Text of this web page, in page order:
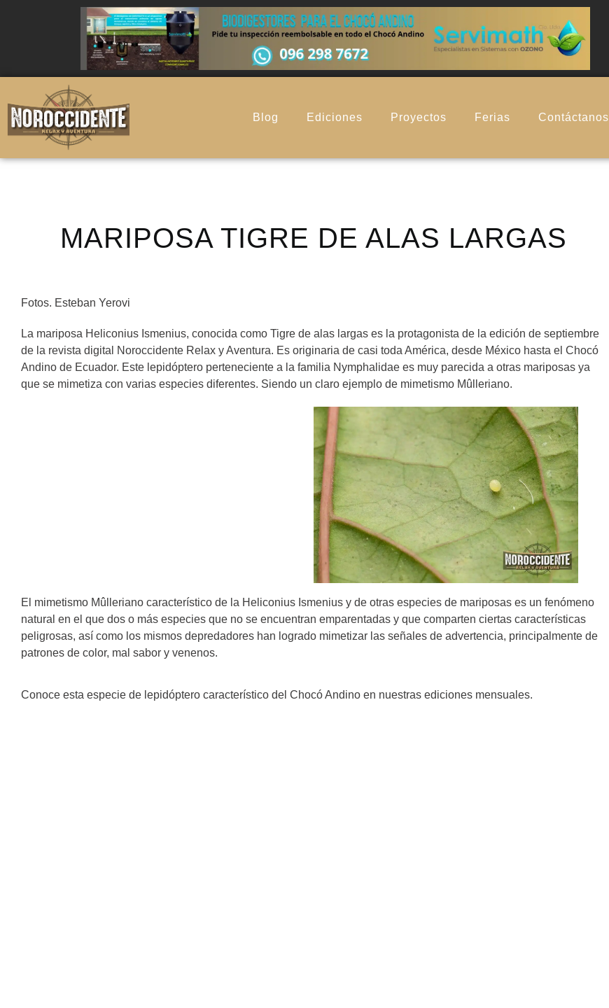
Blog Ediciones Proyectos Ferias Contáctanos
MARIPOSA TIGRE DE ALAS LARGAS
Fotos. Esteban Yerovi
La mariposa Heliconius Ismenius, conocida como Tigre de alas largas es la protagonista de la edición de septiembre
de la revista digital Noroccidente Relax y Aventura. Es originaria de casi toda América, desde México hasta el Chocó
Andino de Ecuador. Este lepidóptero perteneciente a la familia Nymphalidae es muy parecida a otras mariposas ya
que se mimetiza con varias especies diferentes. Siendo un claro ejemplo de mimetismo Mûlleriano.
El mimetismo Mûlleriano característico de la Heliconius Ismenius y de otras especies de mariposas es un fenómeno
natural en el que dos o más especies que no se encuentran emparentadas y que comparten ciertas características
peligrosas, así como los mismos depredadores han logrado mimetizar las señales de advertencia, principalmente de
patrones de color, mal sabor y venenos.
Conoce esta especie de lepidóptero característico del Chocó Andino en nuestras ediciones mensuales.